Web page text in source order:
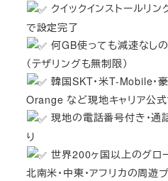
クイックインストールリ
で設定完了
何GB使っても減速なし
（テザリングも無制限）
韓国SKT・米T-Mobile・
Orange など現地キャリア公
現地の電話番号付き・通
り
世界200ヶ国以上のグロー
北南米・中東・アフリカの周遊